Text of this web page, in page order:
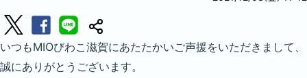
いつもMIOびわこ滋賀にあたたかいご声援をいただきまして、
誠にありがとうございます。